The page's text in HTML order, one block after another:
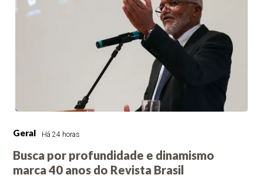
Geral Há 24 horas
Busca por profundidade e dinamismo
marca 40 anos do Revista Brasil